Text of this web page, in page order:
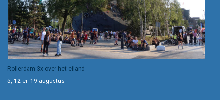
Rollerdam 3x over het eiland
5, 12 en 19 augustus